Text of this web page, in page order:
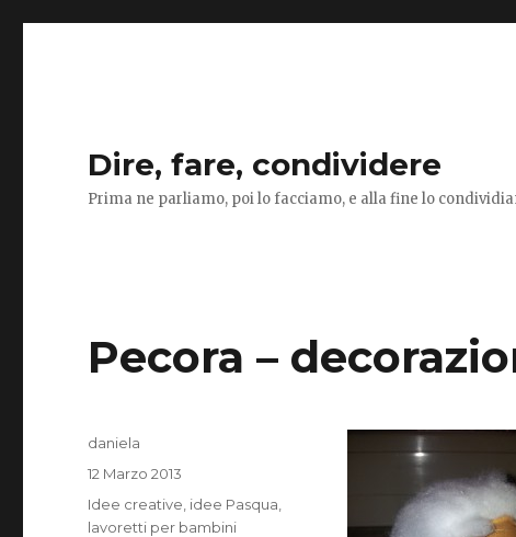
Dire, fare, condividere
Prima ne parliamo, poi lo facciamo, e alla fine lo
Pecora –
Autore
daniela
Pubblicato
12 Marzo 2013
Categorie
Idee creative idee Pasqua
lavoretti per bambini